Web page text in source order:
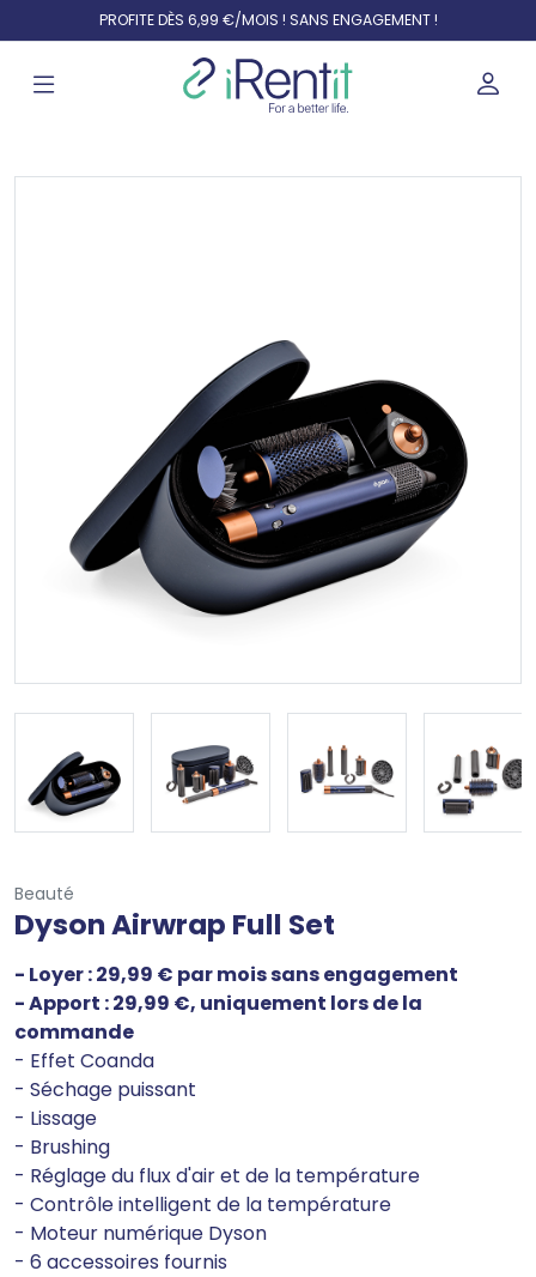
PROFITE DÈS 6,99 €/MOIS ! SANS ENGAGEMENT !
Beauté
Dyson Airwrap Full Set
- Loyer : 29,99 € par mois sans engagement
- Apport : 29,99 €, uniquement lors de la
commande
- Effet Coanda
- Séchage puissant
- Lissage
- Brushing
- Réglage du flux d'air et de la température
- Contrôle intelligent de la température
- Moteur numérique Dyson
- 6 accessoires fournis